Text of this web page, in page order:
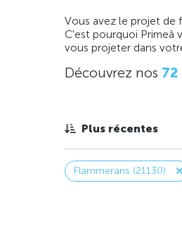
Vous avez le projet de
C'est pourquoi Primeâ
vous projeter dans
Découvrez nos 72
Plus récentes
Flammerans (21130)